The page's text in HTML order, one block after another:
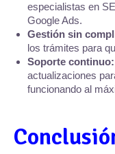
especialistas en
Google Ads.
Gestión sin
los trámites para
Soporte continuo:
actualizaciones
funcionando al